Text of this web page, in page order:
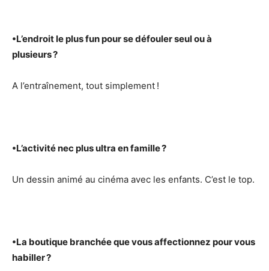
•L’endroit le plus fun pour se défouler seul ou à
plusieurs ?
A l’entraînement, tout simplement !
•L’activité nec plus ultra en famille ?
Un dessin animé au cinéma avec les enfants. C’est le top.
•La boutique branchée que vous affectionnez pour vous
habiller ?